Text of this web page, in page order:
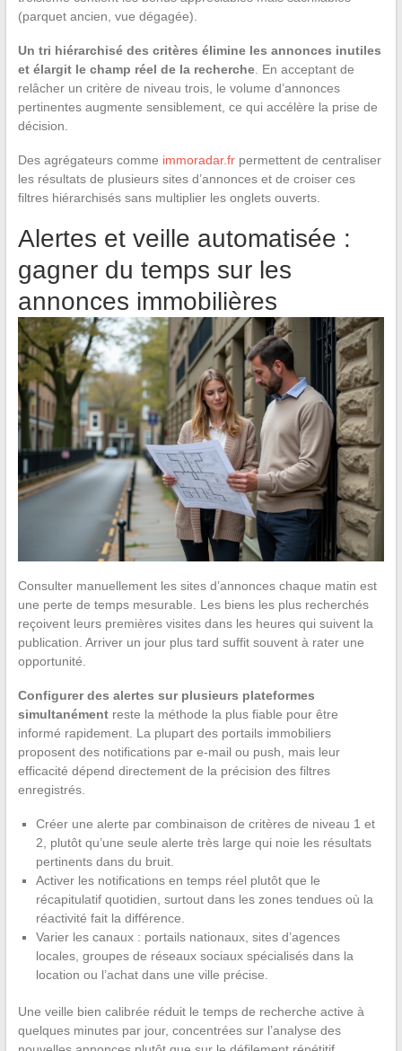
(parquet ancien, vue dégagée).
Un tri hiérarchisé des critères élimine les annonces inutiles
et élargit le champ réel de la recherche. En acceptant de
relâcher un critère de niveau trois, le volume d’annonces
pertinentes augmente sensiblement, ce qui accélère la prise de
décision.
Des agrégateurs comme immoradar.frpermettent de centraliser
les résultats de plusieurs sites d’annonces et de croiser ces
filtres hiérarchisés sans multiplier les onglets ouverts.
Alertes et veille automatisée :
gagner du temps sur les
annonces immobilières
Consulter manuellement les sites d’annonces chaque matin est
une perte de temps mesurable. Les biens les plus recherchés
reçoivent leurs premières visites dans les heures qui suivent la
publication. Arriver un jour plus tard suffit souvent à rater une
opportunité.
Configurer des alertes sur plusieurs plateformes
simultanémentreste la méthode la plus fiable pour être
informé rapidement. La plupart des portails immobiliers
proposent des notifications par e-mail ou push, mais leur
efficacité dépend directement de la précision des filtres
enregistrés.
Créer une alerte par combinaison de critères de niveau 1 et
2, plutôt qu’une seule alerte très large qui noie les résultats
pertinents dans du bruit.
Activer les notifications en temps réel plutôt que le
récapitulatif quotidien, surtout dans les zones tendues où la
réactivité fait la différence.
Varier les canaux : portails nationaux, sites d’agences
locales, groupes de réseaux sociaux spécialisés dans la
location ou l’achat dans une ville précise.
Une veille bien calibrée réduit le temps de recherche active à
quelques minutes par jour, concentrées sur l’analyse des